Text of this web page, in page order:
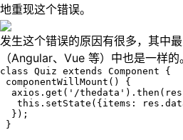
地重现这个错误。
发生这个错误的原因有很多，其中
（Angular、Vue 等）中也是一样的。
class Quiz extends Component {
componentWillMount() {
axios.get('/thedata').then(res
this.setState({items:
});
}